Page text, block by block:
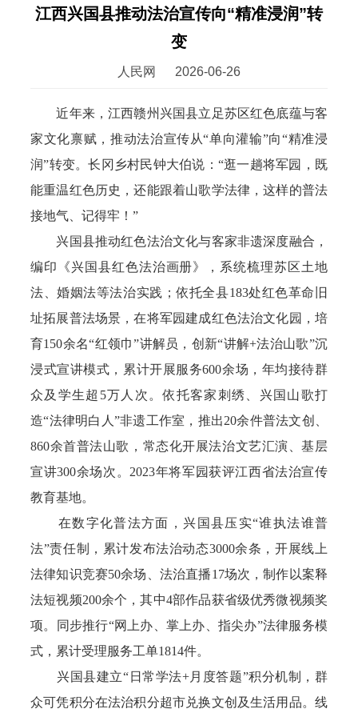
江西兴国县推动法治宣传向“精准浸润”转
变
人民网 2026-06-26
近年来，江西赣州兴国县立足苏区红色底蕴与客
家文化禀赋，推动法治宣传从“单向灌输”向“精准浸
润”转变。长冈乡村民钟大伯说：“逛一趟将军园，既
能重温红色历史，还能跟着山歌学法律，这样的普法
接地气、记得牢！”
兴国县推动红色法治文化与客家非遗深度融合，
编印《兴国县红色法治画册》，系统梳理苏区土地
法、婚姻法等法治实践；依托全县183处红色革命旧
址拓展普法场景，在将军园建成红色法治文化园，培
育150余名“红领巾”讲解员，创新“讲解+法治山歌”沉
浸式宣讲模式，累计开展服务600余场，年均接待群
众及学生超5万人次。依托客家刺绣、兴国山歌打
造“法律明白人”非遗工作室，推出20余件普法文创、
860余首普法山歌，常态化开展法治文艺汇演、基层
宣讲300余场次。2023年将军园获评江西省法治宣传
教育基地。
在数字化普法方面，兴国县压实“谁执法谁普
法”责任制，累计发布法治动态3000余条，开展线上
法律知识竞赛50余场、法治直播17场次，制作以案释
法短视频200余个，其中4部作品获省级优秀微视频奖
项。同步推行“网上办、掌上办、指尖办”法律服务模
式，累计受理服务工单1814件。
兴国县建立“日常学法+月度答题”积分机制，群
众可凭积分在法治积分超市兑换文创及生活用品。线